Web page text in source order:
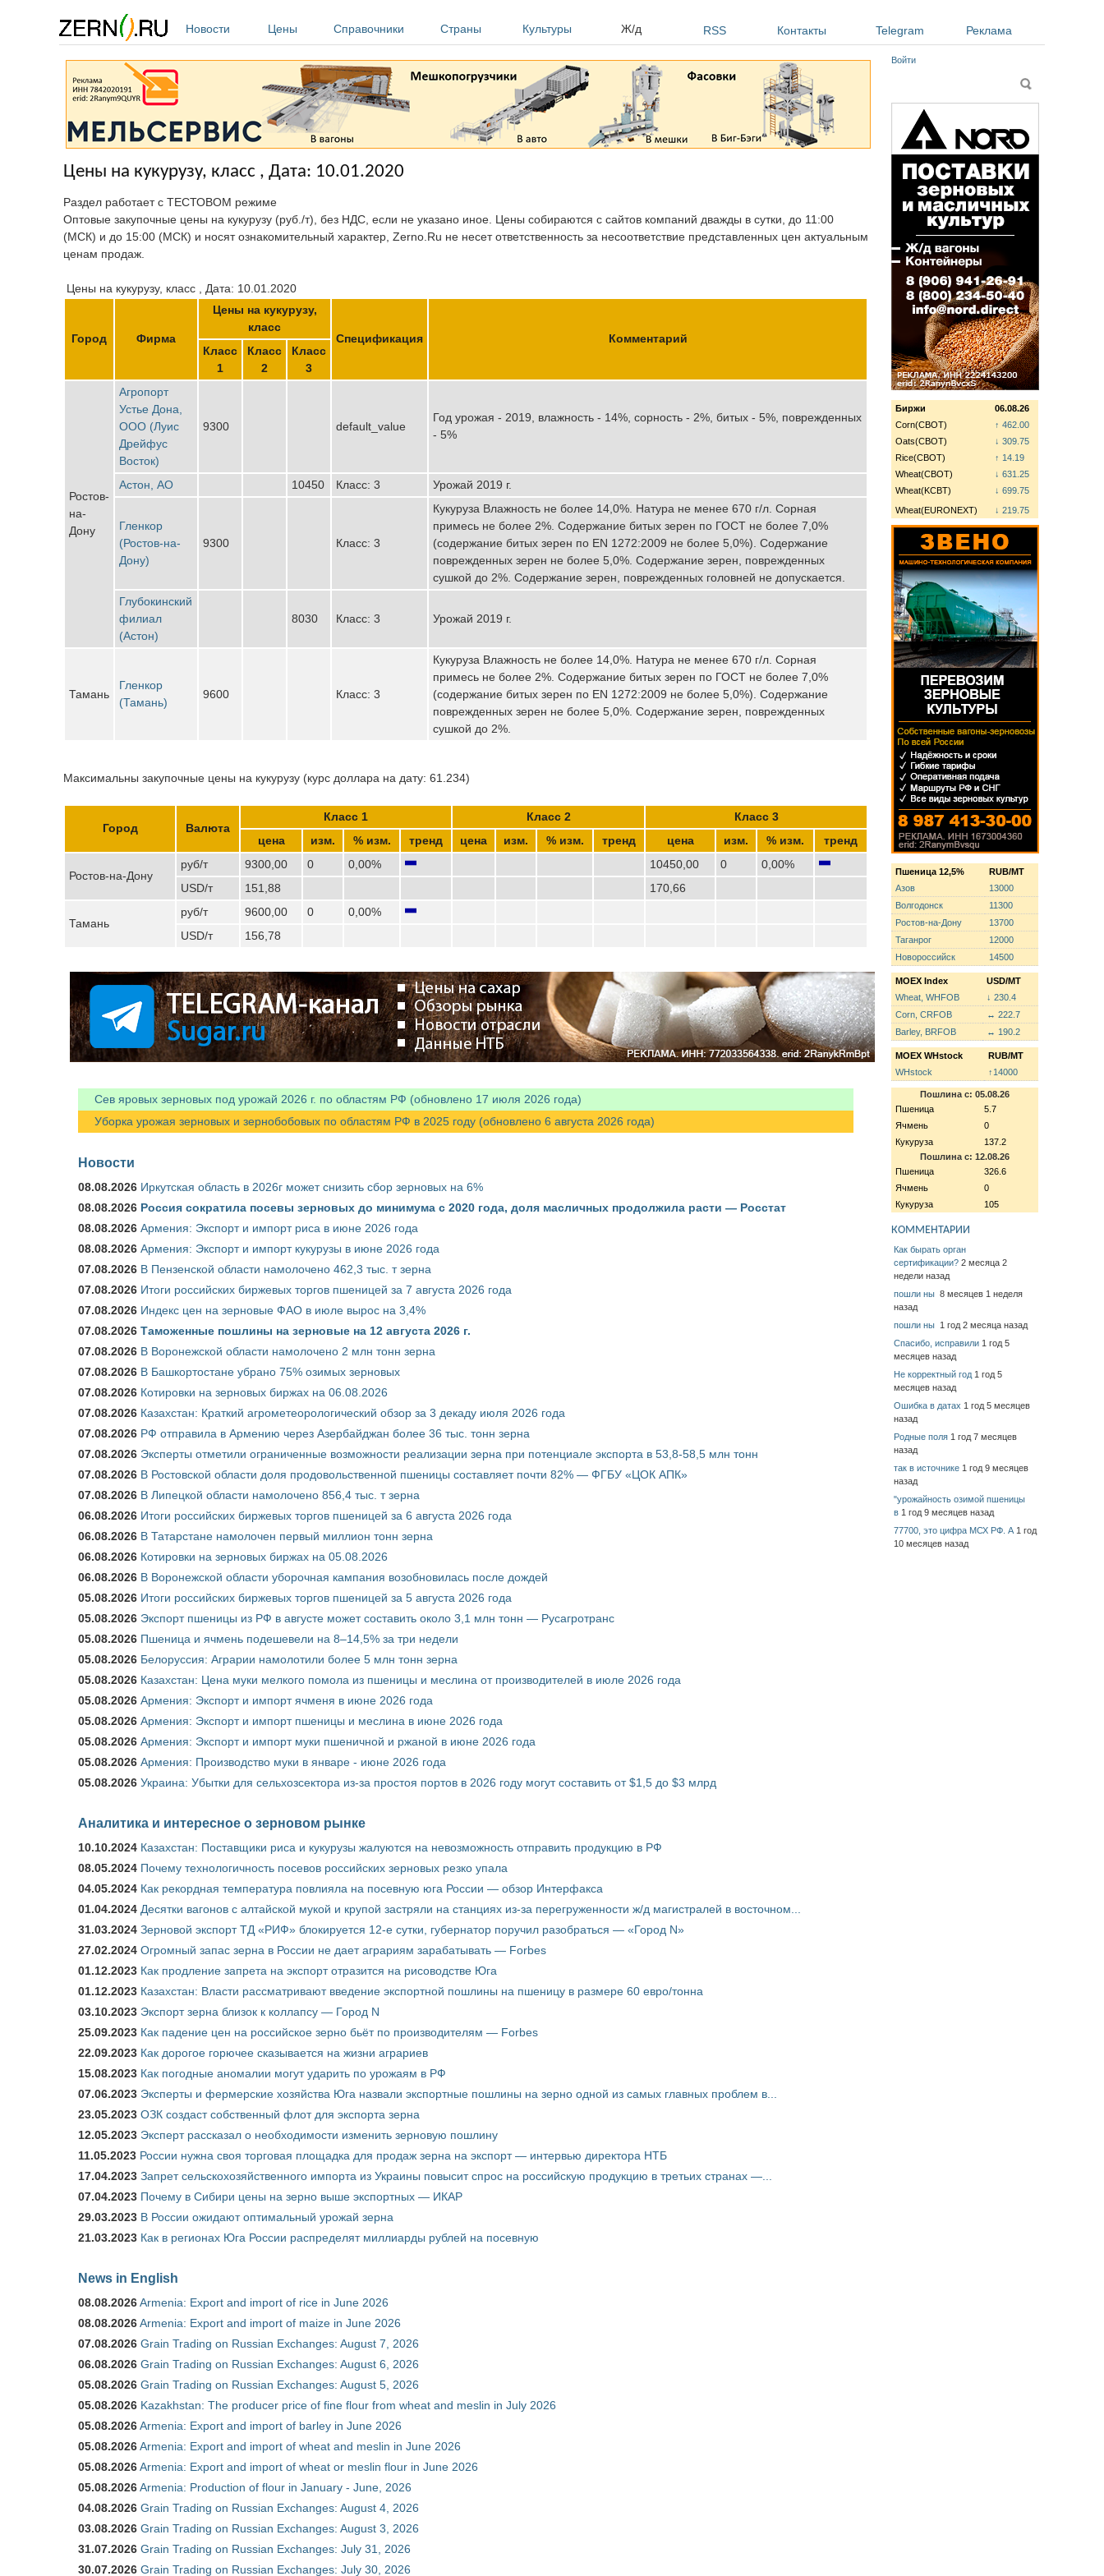
Новости
Цены Справочники Страны Культуры Ж/д RSS Контакты Telegram Реклама
Цены на кукурузу, класс , Дата: 10.01.2020
Раздел работает с ТЕСТОВОМ режиме
Оптовые закупочные цены на кукурузу (руб./т), без НДС, если не указано иное. Цены собираются с сайтов компаний дважды в сутки, до 11:00
(МСК) и до 15:00 (МСК) и носят ознакомительный характер, Zerno.Ru не несет ответственность за несоответствие представленных цен актуальным
ценам продаж.
Цены на кукурузу, класс , Дата: 10.01.2020
Город Фирма
Цены на кукурузу,
класс
Спецификация
Комментарий
Класс
1
Класс
2
Класс
3
Ростов-
на-
Дону
Агропорт
Устье Дона,
ООО (Луис
Дрейфус
Восток)
9300 default_value
Год урожая - 2019, влажность - 14%, сорность - 2%, битых - 5%, поврежденных
- 5%
Астон, АО 10450 Класс: 3 Урожай 2019 г.
Гленкор
(Ростов-на-
Дону)
9300 Класс: 3
Кукуруза Влажность не более 14,0%. Натура не менее 670 г/л. Сорная
примесь не более 2%. Содержание битых зерен по ГОСТ не более 7,0%
(содержание битых зерен по EN 1272:2009 не более 5,0%). Содержание
поврежденных зерен не более 5,0%. Содержание зерен, поврежденных
сушкой до 2%. Содержание зерен, поврежденных головней не допускается.
Глубокинский
филиал
(Астон)
8030 Класс: 3 Урожай 2019 г.
Тамань
Гленкор
(Тамань)
9600 Класс: 3
Кукуруза Влажность не более 14,0%. Натура не менее 670 г/л. Сорная
примесь не более 2%. Содержание битых зерен по ГОСТ не более 7,0%
(содержание битых зерен по EN 1272:2009 не более 5,0%). Содержание
поврежденных зерен не более 5,0%. Содержание зерен, поврежденных
сушкой до 2%.
Максимальны закупочные цены на кукурузу (курс доллара на дату: 61.234)
Город Валюта
Класс 1 Класс 2
Класс 3
цена
изм. % изм. тренд цена изм. % изм. тренд цена изм. % изм. тренд
Ростов-на-Дону
руб/т 9300,00 0 0,00% 10450,00 0
0,00%
USD/т
151,88 170,66
Тамань
руб/т 9600,00 0
0,00%
USD/т
156,78
Сев яровых зерновых под урожай 2026 г. по областям РФ (обновлено 17 июля 2026 года)
Уборка урожая зерновых и зернобобовых по областям РФ в 2025 году (обновлено 6 августа 2026 года)
Новости
08.08.2026 Иркутская область в 2026г может снизить сбор зерновых на 6%
08.08.2026 Россия сократила посевы зерновых до минимума с 2020 года, доля масличных продолжила расти — Росстат
08.08.2026 Армения: Экспорт и импорт риса в июне 2026 года
08.08.2026 Армения: Экспорт и импорт кукурузы в июне 2026 года
07.08.2026 В Пензенской области намолочено 462,3 тыс. т зерна
07.08.2026 Итоги российских биржевых торгов пшеницей за 7 августа 2026 года
07.08.2026 Индекс цен на зерновые ФАО в июле вырос на 3,4%
07.08.2026 Таможенные пошлины на зерновые на 12 августа 2026 г.
07.08.2026 В Воронежской области намолочено 2 млн тонн зерна
07.08.2026 В Башкортостане убрано 75% озимых зерновых
07.08.2026 Котировки на зерновых биржах на 06.08.2026
07.08.2026 Казахстан: Краткий агрометеорологический обзор за 3 декаду июля 2026 года
07.08.2026 РФ отправила в Армению через Азербайджан более 36 тыс. тонн зерна
07.08.2026 Эксперты отметили ограниченные возможности реализации зерна при потенциале экспорта в 53,8-58,5 млн тонн
07.08.2026 В Ростовской области доля продовольственной пшеницы составляет почти 82% — ФГБУ «ЦОК АПК»
07.08.2026 В Липецкой области намолочено 856,4 тыс. т зерна
06.08.2026 Итоги российских биржевых торгов пшеницей за 6 августа 2026 года
06.08.2026 В Татарстане намолочен первый миллион тонн зерна
06.08.2026 Котировки на зерновых биржах на 05.08.2026
06.08.2026 В Воронежской области уборочная кампания возобновилась после дождей
05.08.2026 Итоги российских биржевых торгов пшеницей за 5 августа 2026 года
05.08.2026 Экспорт пшеницы из РФ в августе может составить около 3,1 млн тонн — Русагротранс
05.08.2026 Пшеница и ячмень подешевели на 8–14,5% за три недели
05.08.2026 Белоруссия: Аграрии намолотили более 5 млн тонн зерна
05.08.2026 Казахстан: Цена муки мелкого помола из пшеницы и меслина от производителей в июле 2026 года
05.08.2026 Армения: Экспорт и импорт ячменя в июне 2026 года
05.08.2026 Армения: Экспорт и импорт пшеницы и меслина в июне 2026 года
05.08.2026 Армения: Экспорт и импорт муки пшеничной и ржаной в июне 2026 года
05.08.2026 Армения: Производство муки в январе - июне 2026 года
05.08.2026 Украина: Убытки для сельхозсектора из-за простоя портов в 2026 году могут составить от $1,5 до $3 млрд
Аналитика и интересное о зерновом рынке
10.10.2024 Казахстан: Поставщики риса и кукурузы жалуются на невозможность отправить продукцию в РФ
08.05.2024 Почему технологичность посевов российских зерновых резко упала
04.05.2024 Как рекордная температура повлияла на посевную юга России — обзор Интерфакса
01.04.2024 Десятки вагонов с алтайской мукой и крупой застряли на станциях из-за перегруженности ж/д магистралей в восточном...
31.03.2024 Зерновой экспорт ТД «РИФ» блокируется 12-е сутки, губернатор поручил разобраться — «Город N»
27.02.2024 Огромный запас зерна в России не дает аграриям зарабатывать — Forbes
01.12.2023 Как продление запрета на экспорт отразится на рисоводстве Юга
01.12.2023 Казахстан: Власти рассматривают введение экспортной пошлины на пшеницу в размере 60 евро/тонна
03.10.2023 Экспорт зерна близок к коллапсу — Город N
25.09.2023 Как падение цен на российское зерно бьёт по производителям — Forbes
22.09.2023 Как дорогое горючее сказывается на жизни аграриев
15.08.2023 Как погодные аномалии могут ударить по урожаям в РФ
07.06.2023 Эксперты и фермерские хозяйства Юга назвали экспортные пошлины на зерно одной из самых главных проблем в...
23.05.2023 ОЗК создаст собственный флот для экспорта зерна
12.05.2023 Эксперт рассказал о необходимости изменить зерновую пошлину
11.05.2023 России нужна своя торговая площадка для продаж зерна на экспорт — интервью директора НТБ
17.04.2023 Запрет сельскохозяйственного импорта из Украины повысит спрос на российскую продукцию в третьих странах —...
07.04.2023 Почему в Сибири цены на зерно выше экспортных — ИКАР
29.03.2023 В России ожидают оптимальный урожай зерна
21.03.2023 Как в регионах Юга России распределят миллиарды рублей на посевную
News in English
08.08.2026Armenia: Export and import of rice in June 2026
08.08.2026Armenia: Export and import of maize in June 2026
07.08.2026 Grain Trading on Russian Exchanges: August 7, 2026
06.08.2026 Grain Trading on Russian Exchanges: August 6, 2026
05.08.2026 Grain Trading on Russian Exchanges: August 5, 2026
05.08.2026 Kazakhstan: The producer price of fine flour from wheat and meslin in July 2026
05.08.2026Armenia: Export and import of barley in June 2026
05.08.2026Armenia: Export and import of wheat and meslin in June 2026
05.08.2026Armenia: Export and import of wheat or meslin flour in June 2026
05.08.2026Armenia: Production of flour in January - June, 2026
04.08.2026 Grain Trading on Russian Exchanges: August 4, 2026
03.08.2026 Grain Trading on Russian Exchanges: August 3, 2026
31.07.2026 Grain Trading on Russian Exchanges: July 31, 2026
30.07.2026 Grain Trading on Russian Exchanges: July 30, 2026
Войти
Поиск
Биржи
06.08.26
Corn(CBOT)
↑ 462.00
Oats(CBOT)
↓ 309.75
Rice(CBOT)
↑ 14.19
Wheat(CBOT)
↓ 631.25
Wheat(KCBT)
↓ 699.75
Wheat(EURONEXT)
↓ 219.75
Пшеница 12,5%
RUB/MT
Азов
13000
Волгодонск
11300
Ростов-на-Дону
13700
Таганрог
12000
Новороссийск
14500
MOEX Index
USD/MT
Wheat, WHFOB
↓ 230.4
Corn, CRFOB
↔ 222.7
Barley, BRFOB
↔ 190.2
MOEX WHstock
RUB/MT
WHstock
↑14000
Пошлина с: 05.08.26
Пшеница
5.7
Ячмень
0
Кукуруза
137.2
Пошлина с: 12.08.26
Пшеница
326.6
Ячмень
0
Кукуруза
105
КОММЕНТАРИИ
Как бырать орган
сертификации? 2 месяца 2
недели назад
пошли ны 8 месяцев 1 неделя
назад
пошли ны 1 год 2 месяца назад
Спасибо, исправили 1 год 5
месяцев назад
Не корректный год 1 год 5
месяцев назад
Ошибка в датах 1 год 5 месяцев
назад
Родные поля 1 год 7 месяцев
назад
так в источнике 1 год 9 месяцев
назад
"урожайность озимой пшеницы
в 1 год 9 месяцев назад
77700, это цифра МСХ РФ. А 1 год
10 месяцев назад